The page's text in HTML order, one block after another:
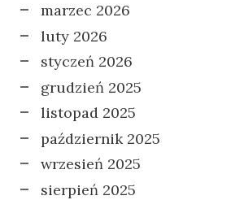
marzec 2026
luty 2026
styczeń 2026
grudzień 2025
listopad 2025
październik 2025
wrzesień 2025
sierpień 2025